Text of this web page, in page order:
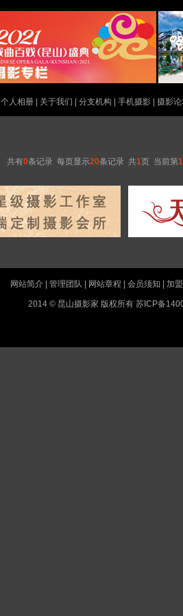
个人相册| 关于我们 分支机构 手机摄影| 摄影论
共有0条记录 每页显示20条记录 共1页 当前第1
网站简介| 管理团队 网站章程 会员须知 加
2014 © 昆山摄影家 版权所有 苏ICP备